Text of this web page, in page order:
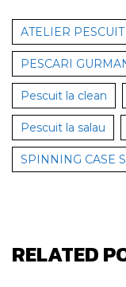
ATELIER PESCUIT
PESCARI
Pescuit la clean
Pescuit la salau
SPINNING CASE
RELATED